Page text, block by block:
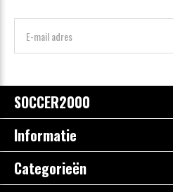
SOCCER2000
Informatie
Categorieën